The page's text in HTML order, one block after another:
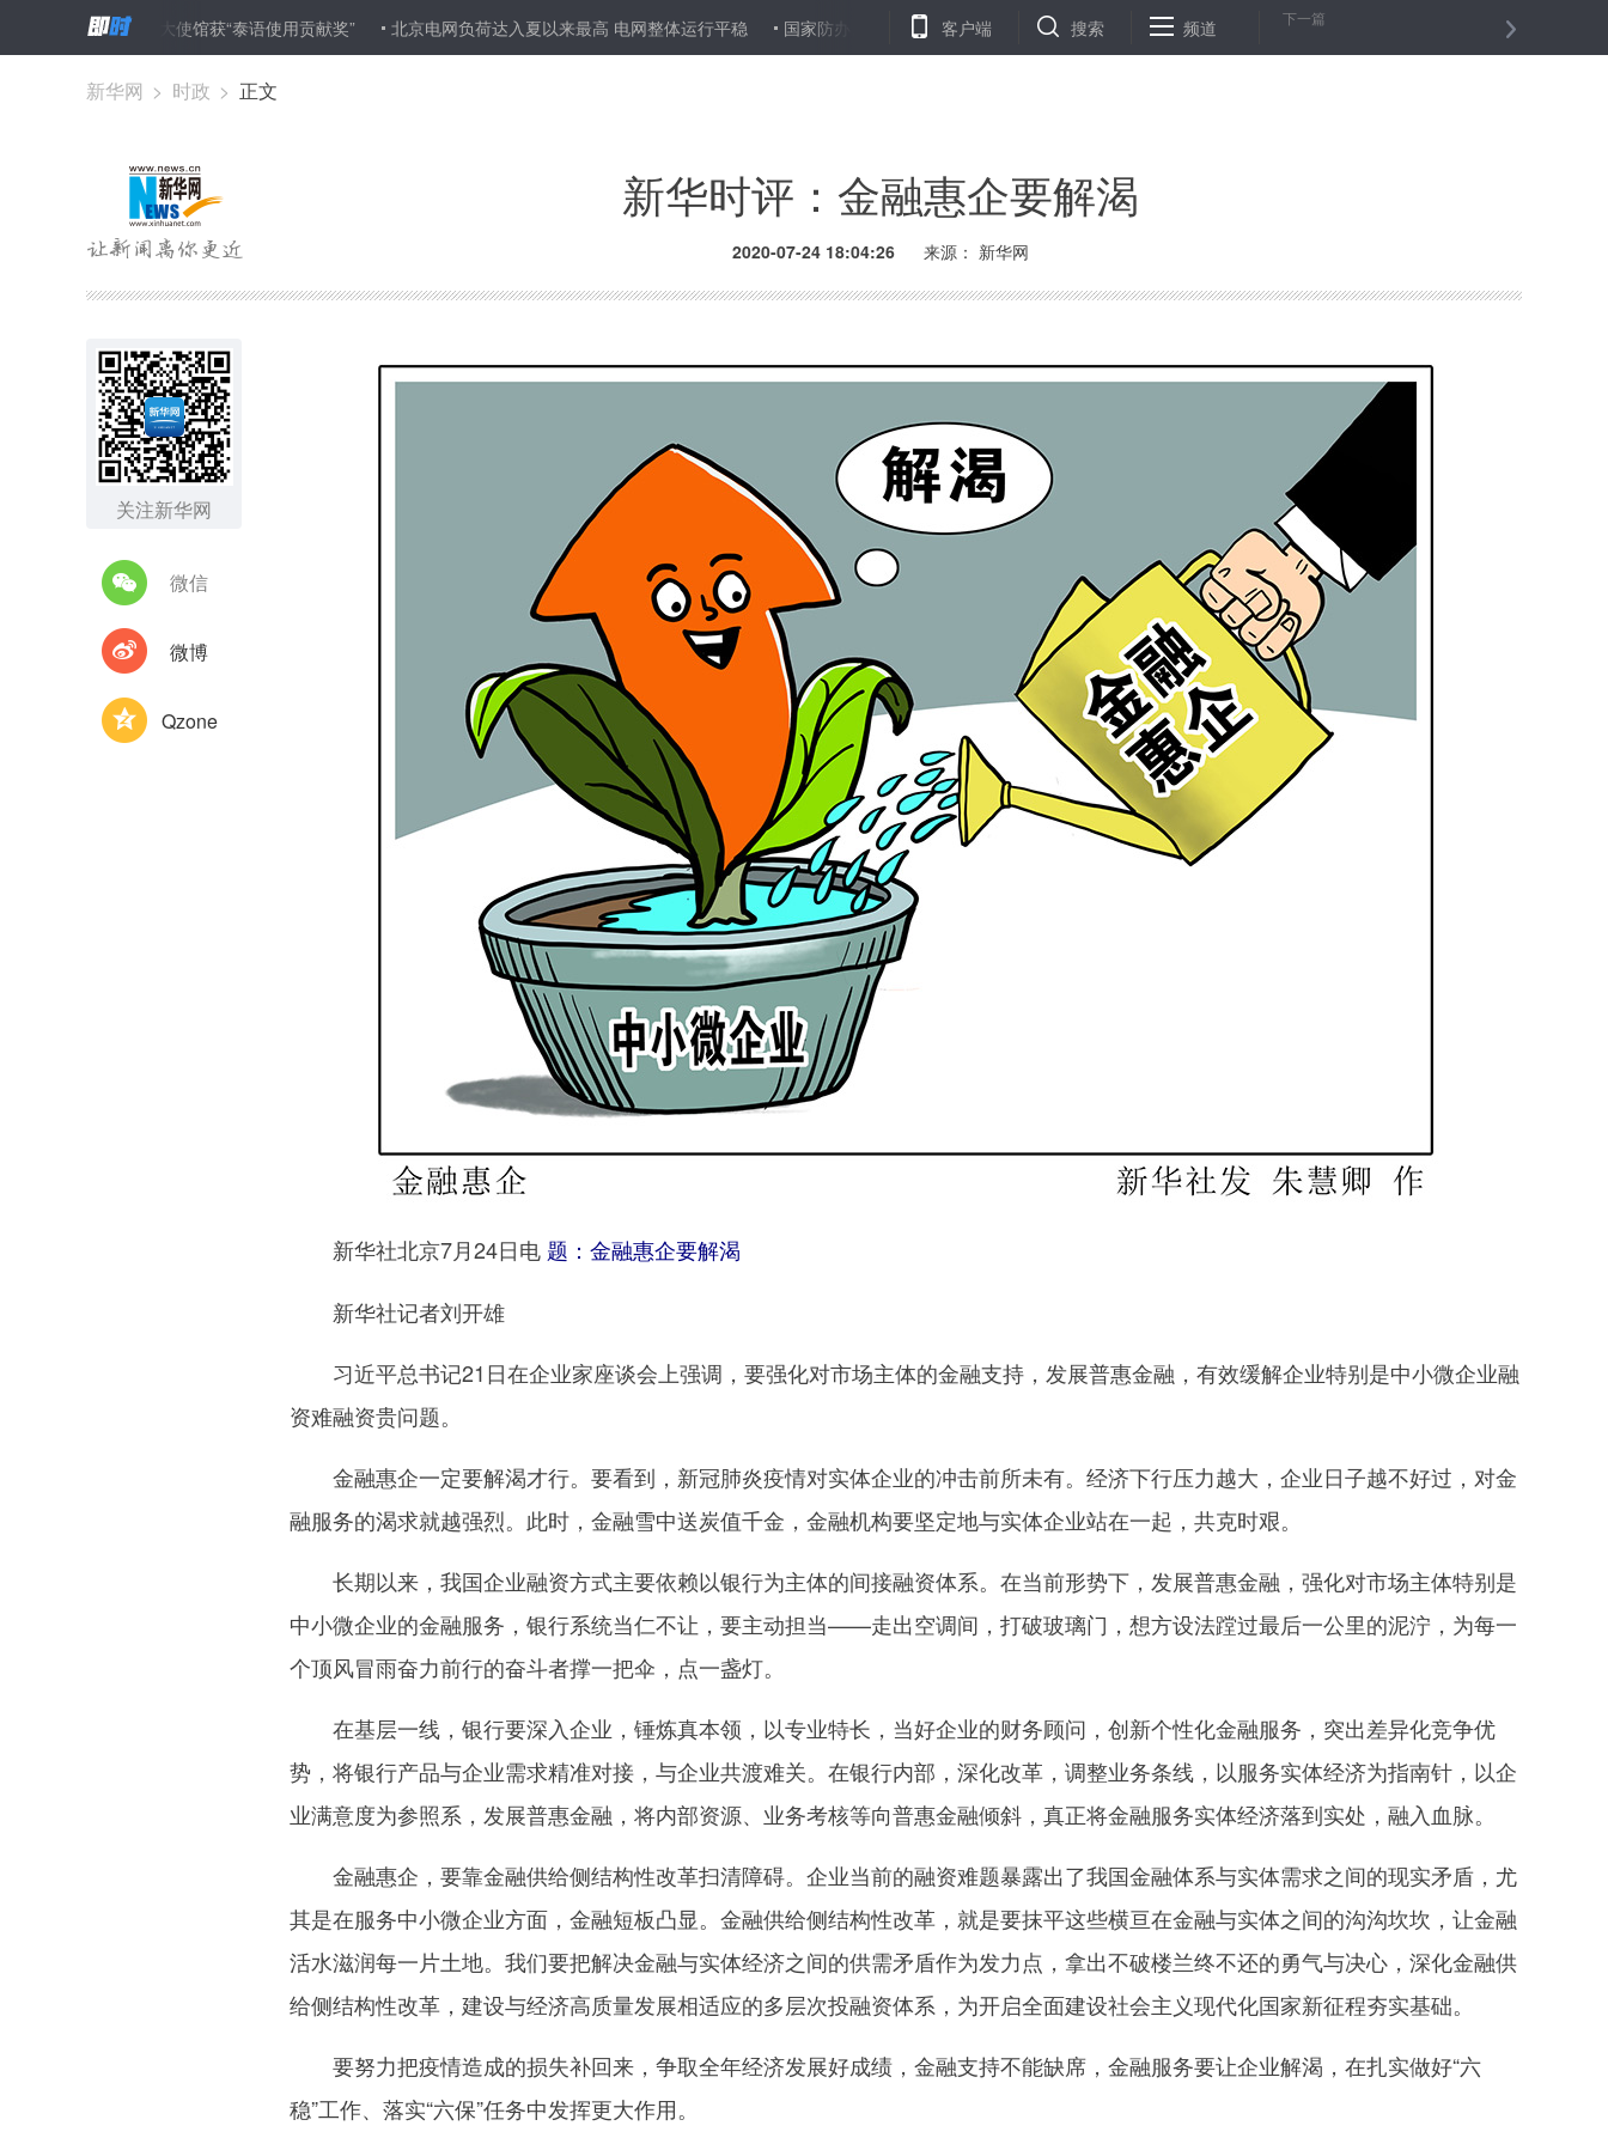
中国驻泰国大使馆获“泰语使用贡献奖” 北京电网负荷达入夏以来最高 电网整体运行平稳 国家防办、应急管理部继续向湖南、江西、安徽调拨中央防汛救灾物资 俄央行下调基准利率 牢记统帅嘱托
客户端 搜索 频道 下一篇
新华网 > 时政 > 正文
新华时评：金融惠企要解渴
2020-07-24 18:04:26 来源： 新华网
关注新华网
微信
微博
Qzone
新华社北京7月24日电 题：金融惠企要解渴
新华社记者刘开雄
习近平总书记21日在企业家座谈会上强调，要强化对市场主体的金融支持，发展普惠金融，有效缓解企业特别是中小微企业融
资难融资贵问题。
金融惠企一定要解渴才行。要看到，新冠肺炎疫情对实体企业的冲击前所未有。经济下行压力越大，企业日子越不好过，对金
融服务的渴求就越强烈。此时，金融雪中送炭值千金，金融机构要坚定地与实体企业站在一起，共克时艰。
长期以来，我国企业融资方式主要依赖以银行为主体的间接融资体系。在当前形势下，发展普惠金融，强化对市场主体特别是
中小微企业的金融服务，银行系统当仁不让，要主动担当——走出空调间，打破玻璃门，想方设法蹚过最后一公里的泥泞，为每一
个顶风冒雨奋力前行的奋斗者撑一把伞，点一盏灯。
在基层一线，银行要深入企业，锤炼真本领，以专业特长，当好企业的财务顾问，创新个性化金融服务，突出差异化竞争优
势，将银行产品与企业需求精准对接，与企业共渡难关。在银行内部，深化改革，调整业务条线，以服务实体经济为指南针，以企
业满意度为参照系，发展普惠金融，将内部资源、业务考核等向普惠金融倾斜，真正将金融服务实体经济落到实处，融入血脉。
金融惠企，要靠金融供给侧结构性改革扫清障碍。企业当前的融资难题暴露出了我国金融体系与实体需求之间的现实矛盾，尤
其是在服务中小微企业方面，金融短板凸显。金融供给侧结构性改革，就是要抹平这些横亘在金融与实体之间的沟沟坎坎，让金融
活水滋润每一片土地。我们要把解决金融与实体经济之间的供需矛盾作为发力点，拿出不破楼兰终不还的勇气与决心，深化金融供
给侧结构性改革，建设与经济高质量发展相适应的多层次投融资体系，为开启全面建设社会主义现代化国家新征程夯实基础。
要努力把疫情造成的损失补回来，争取全年经济发展好成绩，金融支持不能缺席，金融服务要让企业解渴，在扎实做好“六
稳”工作、落实“六保”任务中发挥更大作用。